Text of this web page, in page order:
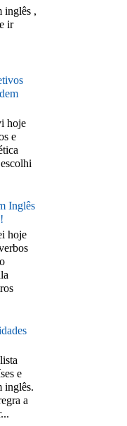
inglês ,
ir
hoje
e
Inglês
hoje
e
inglês.
a